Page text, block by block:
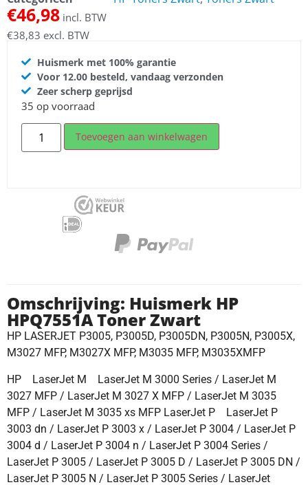
€46,98 incl. BTW
€38,83 excl. BTW
Huismerk met 100% garantie
Voor 12.00 besteld, vandaag verzonden
Zeer scherp geprijsd
35 op voorraad
Toevoegen aan winkelwagen
Omschrijving: Huismerk HP
HPQ7551A Toner Zwart
HP LASERJET P3005, P3005D, P3005DN, P3005N, P3005X,
M3027 MFP, M3027X MFP, M3035 MFP, M3035XMFP
HP LaserJet M LaserJet M 3000 Series / LaserJet M
3027 MFP / LaserJet M 3027 X MFP / LaserJet M 3035
MFP / LaserJet M 3035 xs MFP LaserJet P LaserJet P
3003 dn / LaserJet P 3003 x / LaserJet P 3004 / LaserJet P
3004 d / LaserJet P 3004 n / LaserJet P 3004 Series /
LaserJet P 3005 / LaserJet P 3005 D / LaserJet P 3005 DN /
LaserJet P 3005 N / LaserJet P 3005 Series / LaserJet